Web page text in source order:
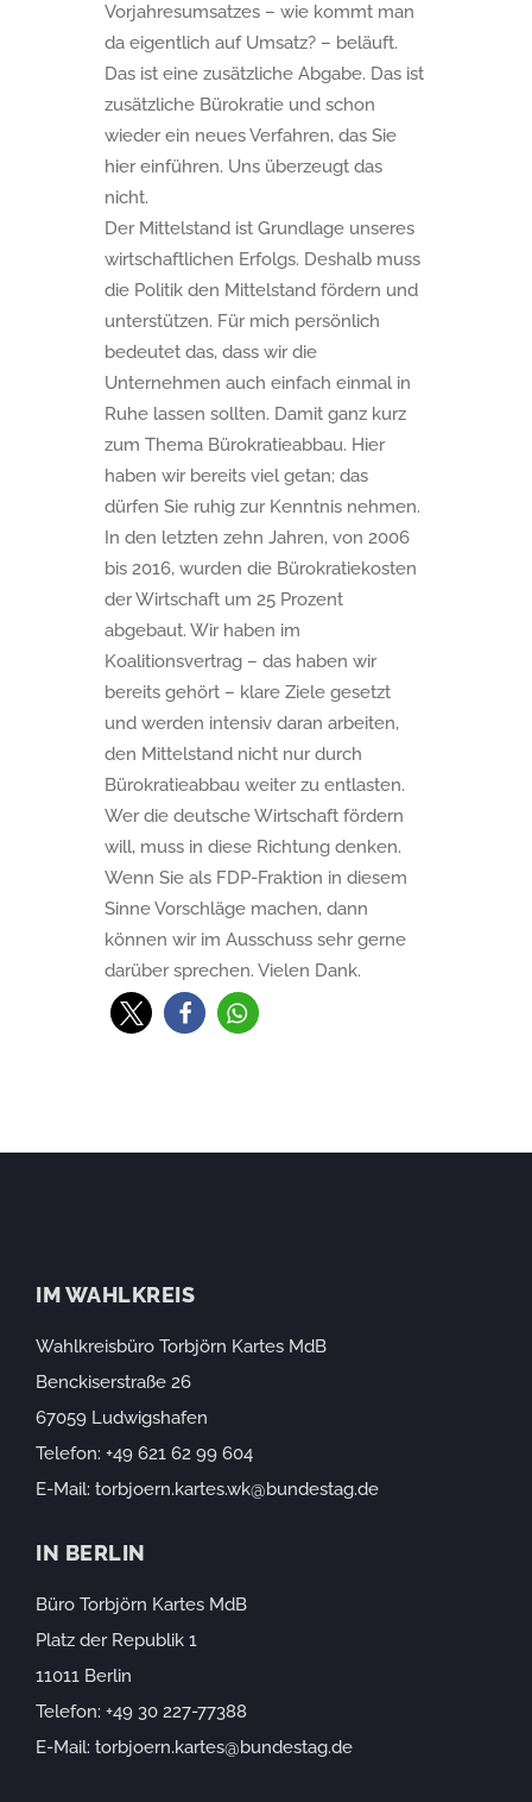
Vorjahresumsatzes – wie kommt man
da eigentlich auf Umsatz? – beläuft.
Das ist eine zusätzliche Abgabe. Das ist
zusätzliche Bürokratie und schon
wieder ein neues Verfahren, das Sie
hier einführen. Uns überzeugt das
nicht.
Der Mittelstand ist Grundlage unseres
wirtschaftlichen Erfolgs. Deshalb muss
die Politik den Mittelstand fördern und
unterstützen. Für mich persönlich
bedeutet das, dass wir die
Unternehmen auch einfach einmal in
Ruhe lassen sollten. Damit ganz kurz
zum Thema Bürokratieabbau. Hier
haben wir bereits viel getan; das
dürfen Sie ruhig zur Kenntnis nehmen.
In den letzten zehn Jahren, von 2006
bis 2016, wurden die Bürokratiekosten
der Wirtschaft um 25 Prozent
abgebaut. Wir haben im
Koalitionsvertrag – das haben wir
bereits gehört – klare Ziele gesetzt
und werden intensiv daran arbeiten,
den Mittelstand nicht nur durch
Bürokratieabbau weiter zu entlasten.
Wer die deutsche Wirtschaft fördern
will, muss in diese Richtung denken.
Wenn Sie als FDP-Fraktion in diesem
Sinne Vorschläge machen, dann
können wir im Ausschuss sehr gerne
darüber sprechen. Vielen Dank.
IM WAHLKREIS
Wahlkreisbüro Torbjörn Kartes MdB
Benckiserstraße 26
67059 Ludwigshafen
Telefon: +49 621 62 99 604
E-Mail: torbjoern.kartes.wk@bundestag.de
IN BERLIN
Büro Torbjörn Kartes MdB
Platz der Republik 1
11011 Berlin
Telefon: +49 30 227-77388
E-Mail: torbjoern.kartes@bundestag.de